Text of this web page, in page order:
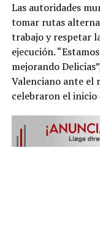
Las autoridades
tomar rutas
trabajo y respetar
ejecución.
mejorando
Valenciano ante el
celebraron el inicio